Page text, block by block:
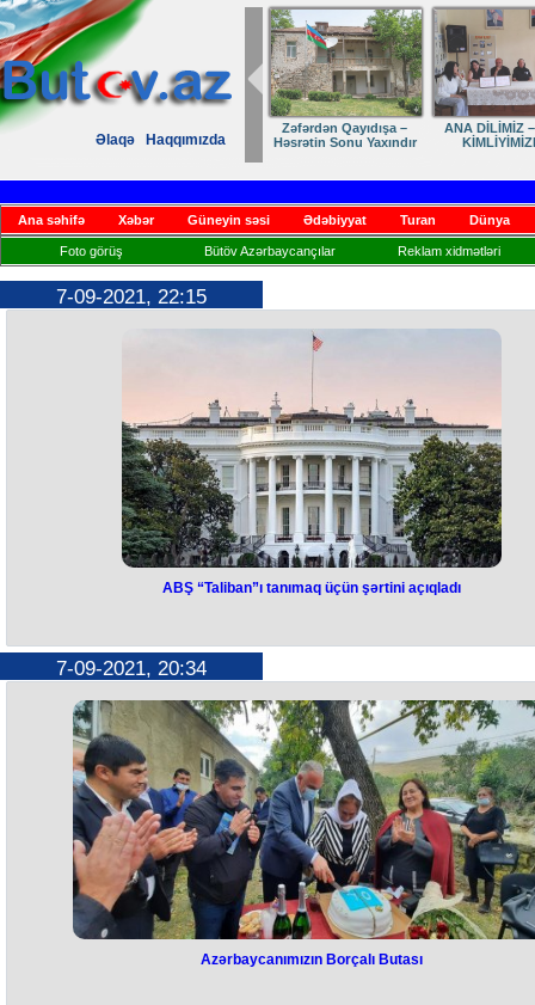
Əlaqə Haqqımızda
Zəfərdən Qayıdışa –
Həsrətin Sonu Yaxındır
ANA DİLİMİZ
Ana səhifə Xəbər Güneyin səsi Ədəbiyyat Turan Dünya
Foto görüş Bütöv Azərbaycançılar Reklam xidmətləri
7-09-2021, 22:15
ABŞ “Taliban”ı tanımaq üçün şərtini açıqladı
7-09-2021, 20:34
Azərbaycanımızın Borçalı Butası